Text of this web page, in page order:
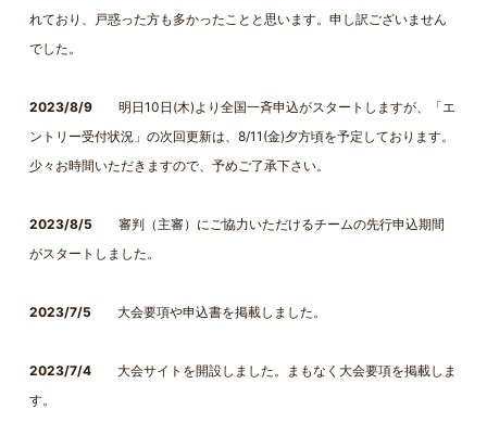
れており、戸惑った方も多かったことと思います。申し訳ございません
でした。
2023/8/9明日10日(木)より全国一斉申込がスタートしますが、「エ
ントリー受付状況」の次回更新は、8/11(金)夕方頃を予定しております。
少々お時間いただきますので、予めご了承下さい。
2023/8/5審判（主審）にご協力いただけるチームの先行申込期間
がスタートしました。
2023/7/5大会要項や申込書を掲載しました。
2023/7/4大会サイトを開設しました。まもなく大会要項を掲載しま
す。